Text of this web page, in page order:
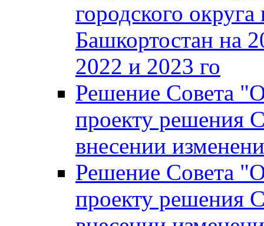
городского
Башкортостан на
2022 и 2023 го
Решение Совета
проекту решения
внесении
Решение Совета
проекту решения